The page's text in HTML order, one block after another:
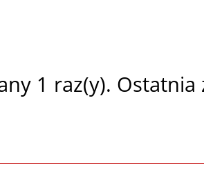
1 raz(y).